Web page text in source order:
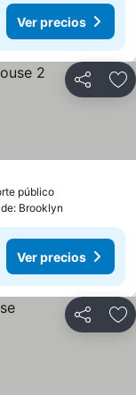
Ver precios
Compartir
público
Brooklyn
Ver precios
Compartir